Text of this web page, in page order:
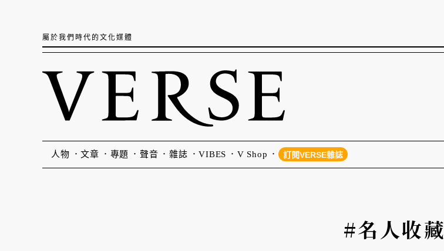
屬於我們時代的文化媒體
人物 文章 專題 聲音 雜誌 VIBES V Shop 訂閱VERSE雜誌
#名人收藏